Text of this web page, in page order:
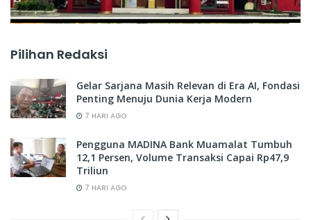
Pilihan Redaksi
Gelar Sarjana Masih Relevan di Era AI, Fondasi
Penting Menuju Dunia Kerja Modern
7 HARI AGO
Pengguna MADINA Bank Muamalat Tumbuh
12,1 Persen, Volume Transaksi Capai Rp47,9
Triliun
7 HARI AGO